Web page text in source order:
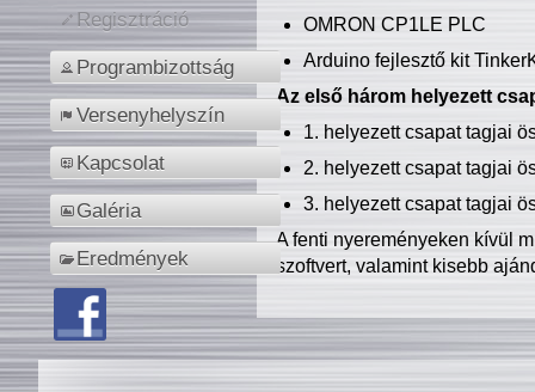
Regisztráció
Programbizottság
Versenyhelyszín
Kapcsolat
Galéria
Eredmények
OMRON CP1LE PLC
Arduino fejlesztő kit
Az első három helyezett
1. helyezett csapat tagjai
2. helyezett csapat tagjai
3. helyezett csapat tagjai
A fenti nyereményeken kívül
szoftvert, valamint kisebb